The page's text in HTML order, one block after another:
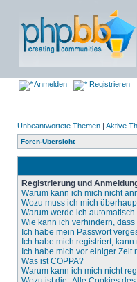
Anmelden Registrieren
Unbeantwortete Themen | Aktive
Foren-Übersicht
Registrierung und
Warum kann ich mich nicht
Wozu muss ich mich
Warum werde ich
Wie kann ich verhindern,
Ich habe mein Passwort
Ich habe mich registriert,
Ich habe mich vor einiger
Was ist COPPA?
Warum kann ich mich nicht